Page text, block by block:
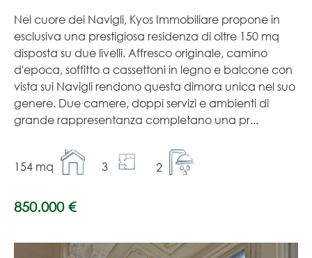
Nel cuore dei Navigli, Kyos Immobiliare propone in
esclusiva una prestigiosa residenza di oltre 150 mq
disposta su due livelli. Affresco originale, camino
d'epoca, soffitto a cassettoni in legno e balcone con
vista sui Navigli rendono questa dimora unica nel suo
genere. Due camere, doppi servizi e ambienti di
grande rappresentanza completano una pr...
154 mq 3 2
850.000 €